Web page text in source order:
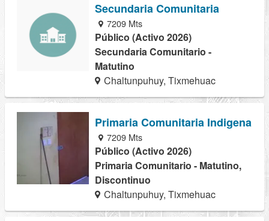
Secundaria Comunitaria
7209 Mts
Público (Activo 2026)
Secundaria Comunitario -
Matutino
Chaltunpuhuy, Tixmehuac
Primaria Comunitaria Indigena
7209 Mts
Público (Activo 2026)
Primaria Comunitario - Matutino,
Discontinuo
Chaltunpuhuy, Tixmehuac